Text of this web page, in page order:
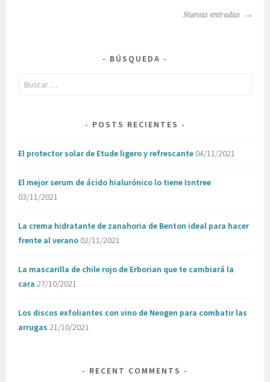
Nuevas entradas
BÚSQUEDA
Buscar:
POSTS RECIENTES
El protector solar de Etude ligero y refrescante 04/11/2021
El mejor serum de ácido hialurónico lo tiene Isntree
03/11/2021
La crema hidratante de zanahoria de Benton ideal para hacer
frente al verano 02/11/2021
La mascarilla de chile rojo de Erborian que te cambiará la
cara 27/10/2021
Los discos exfoliantes con vino de Neogen para combatir las
arrugas 21/10/2021
RECENT COMMENTS